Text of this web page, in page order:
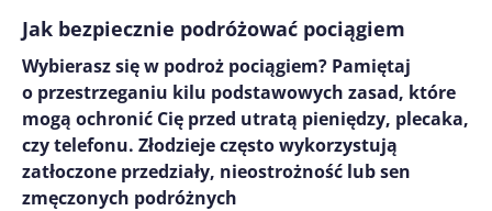
Jak bezpiecznie podróżować pociągiem
Wybierasz się w podroż pociągiem? Pamiętaj
o przestrzeganiu kilu podstawowych zasad, które
mogą ochronić Cię przed utratą pieniędzy, plecaka,
czy telefonu. Złodzieje często wykorzystują
zatłoczone przedziały, nieostrożność lub sen
zmęczonych podróżnych